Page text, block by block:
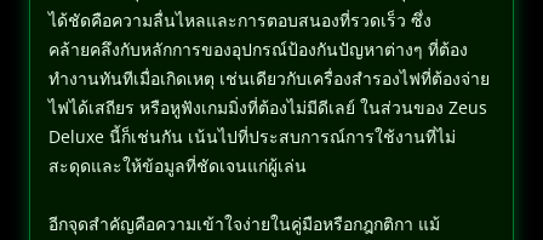
ได้ชัดคือความลื่นไหลและการตอบสนองที่รวดเร็ว ซึ่ง
คล้ายคลึงกับหลักการของอุปกรณ์ป้องกันปัญหาต่างๆ ที่ต้อง
ทำงานทันทีเมื่อเกิดเหตุ เช่นเดียวกับเครื่องสำรองไฟที่ต้องจ่าย
ไฟได้เสถียร หรือหูฟังเกมมิ่งที่ต้องไม่มีดีเลย์ ในส่วนของ Zeus
Deluxe นี้ก็เช่นกัน เน้นไปที่ประสบการณ์การใช้งานที่ไม่
สะดุดและให้ข้อมูลที่ชัดเจนแก่ผู้เล่น
อีกจุดสำคัญคือความเข้าใจง่ายในคู่มือหรือกฎกติกา แม้